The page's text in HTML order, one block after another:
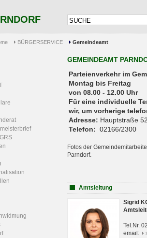
BÜRGERSERVICE Gemeindeamt
GEMEINDEAMT
Parteienverkehr
Montag bis Freitag
von 08.00 - 12.00 Uhr
Für eine individuelle
wir, um vorherige
Adresse: Hauptstraße
Telefon: 02166/2300
Fotos der
Parndorf.
Amtsleitung
Sigrid
Tel.Nr.
email: